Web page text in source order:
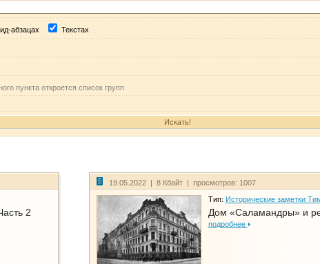
абзацах Текстах
пункта откроется список групп
2
19.05.2022 | 8 Кбайт | просмотров: 1007
Тип: Исторические заметки
Дом «Саламандры» и
подробнее